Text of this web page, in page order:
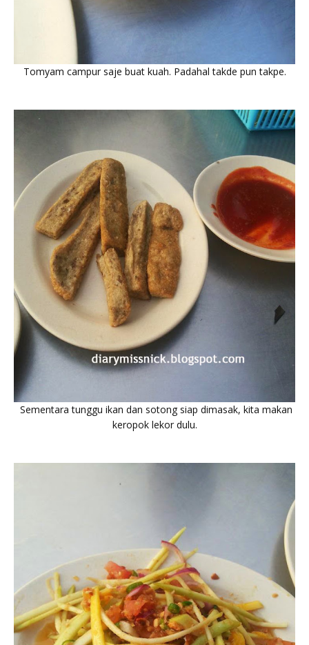
Tomyam campur saje buat kuah. Padahal takde pun takpe.
Sementara tunggu ikan dan sotong siap dimasak, kita makan
keropok lekor dulu.